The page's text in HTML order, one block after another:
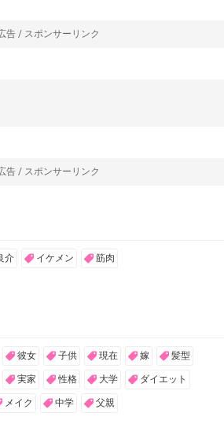
告 / スポンサーリンク
告 / スポンサーリンク
介 イケメン 筋肉
彼女 子供 現在 嫁 髪型
実家 性格 大学 ダイエット
メイク 中学 父親